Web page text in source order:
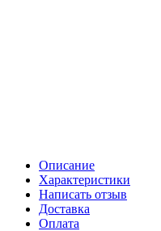
Описание
Характеристики
Написать отзыв
Доставка
Оплата